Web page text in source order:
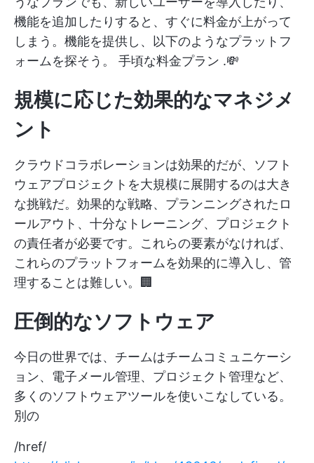
機能を追加したりすると、すぐに料金が上がって
しまう。機能を提供し、以下のようなプラットフ
ォームを探そう。 手頃な料金プラン .💸
規模に応じた効果的なマネジメ
ント
クラウドコラボレーションは効果的だが、ソフト
ウェアプロジェクトを大規模に展開するのは大き
な挑戦だ。効果的な戦略、プランニングされたロ
ールアウト、十分なトレーニング、プロジェクト
の責任者が必要です。これらの要素がなければ、
これらのプラットフォームを効果的に導入し、管
理することは難しい。🏢
圧倒的なソフトウェア
今日の世界では、チームはチームコミュニケーシ
ョン、電子メール管理、プロジェクト管理など、
多くのソフトウェアツールを使いこなしている。
別の
/href/